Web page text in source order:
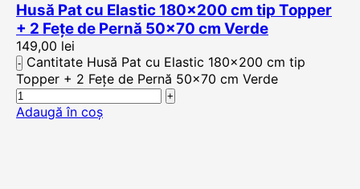
Husă Pat cu Elastic 180×200 cm tip Topper
+ 2 Fețe de Pernă 50×70 cm Verde
149,00 lei
Cantitate Husă Pat cu Elastic 180x200 cm tip
Topper + 2 Fețe de Pernă 50x70 cm Verde
Adaugă în coș